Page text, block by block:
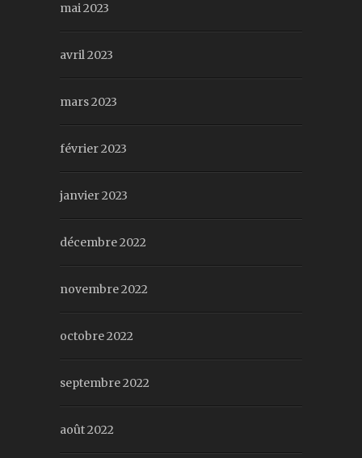
mai 2023
avril 2023
mars 2023
février 2023
janvier 2023
décembre 2022
novembre 2022
octobre 2022
septembre 2022
août 2022